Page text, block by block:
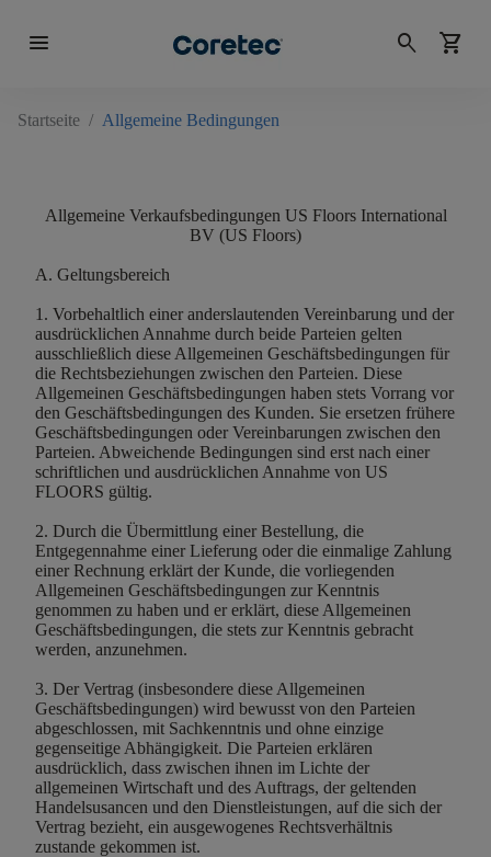
menu search shopping_cart
Startseite / Allgemeine Bedingungen
Allgemeine Verkaufsbedingungen US Floors International
BV (US Floors)
A. Geltungsbereich
1. Vorbehaltlich einer anderslautenden Vereinbarung und der
ausdrücklichen Annahme durch beide Parteien gelten
ausschließlich diese Allgemeinen Geschäftsbedingungen für
die Rechtsbeziehungen zwischen den Parteien. Diese
Allgemeinen Geschäftsbedingungen haben stets Vorrang vor
den Geschäftsbedingungen des Kunden. Sie ersetzen frühere
Geschäftsbedingungen oder Vereinbarungen zwischen den
Parteien. Abweichende Bedingungen sind erst nach einer
schriftlichen und ausdrücklichen Annahme von US
FLOORS gültig.
2. Durch die Übermittlung einer Bestellung, die
Entgegennahme einer Lieferung oder die einmalige Zahlung
einer Rechnung erklärt der Kunde, die vorliegenden
Allgemeinen Geschäftsbedingungen zur Kenntnis
genommen zu haben und er erklärt, diese Allgemeinen
Geschäftsbedingungen, die stets zur Kenntnis gebracht
werden, anzunehmen.
3. Der Vertrag (insbesondere diese Allgemeinen
Geschäftsbedingungen) wird bewusst von den Parteien
abgeschlossen, mit Sachkenntnis und ohne einzige
gegenseitige Abhängigkeit. Die Parteien erklären
ausdrücklich, dass zwischen ihnen im Lichte der
allgemeinen Wirtschaft und des Auftrags, der geltenden
Handelsusancen und den Dienstleistungen, auf die sich der
Vertrag bezieht, ein ausgewogenes Rechtsverhältnis
zustande gekommen ist.